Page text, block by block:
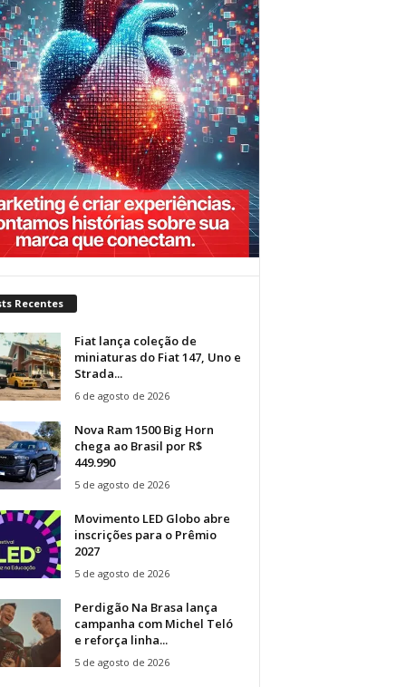
Recentes
Fiat lança coleção de
miniaturas do Fiat 147, Uno e
Strada...
6 de agosto de 2026
Nova Ram 1500 Big Horn
chega ao Brasil por R$
449.990
5 de agosto de 2026
Movimento LED Globo abre
inscrições para o Prêmio
2027
5 de agosto de 2026
Perdigão Na Brasa lança
campanha com Michel Teló
e reforça linha...
5 de agosto de 2026